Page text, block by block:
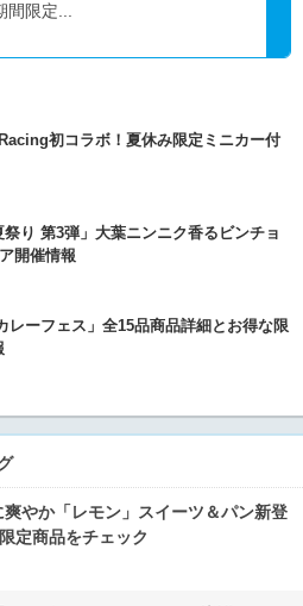
間限定...
初コラボ！夏休み限定ミニカー付
り 第3弾」大葉ニンニク香るビンチョ
開催情報
レーフェス」全15品商品詳細とお得な限
爽やか「レモン」スイーツ＆パン新登
定商品をチェック